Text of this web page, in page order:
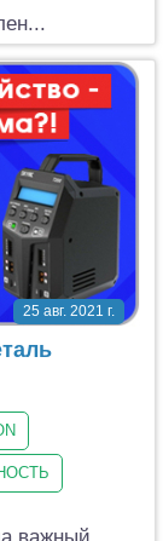
25 авг. 2021 г.
важный